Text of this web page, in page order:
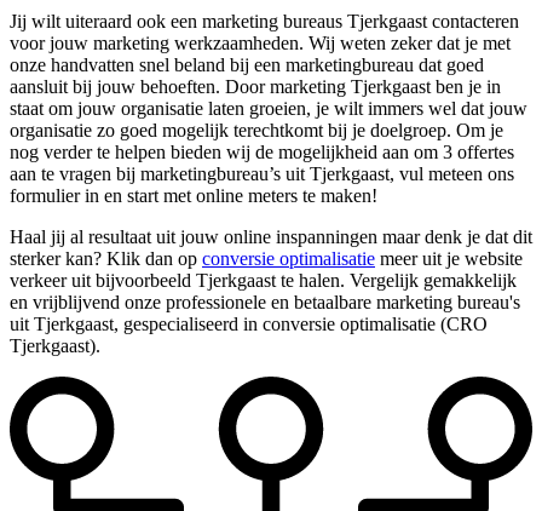
Jij wilt uiteraard ook een marketing bureaus Tjerkgaast contacteren
voor jouw marketing werkzaamheden. Wij weten zeker dat je met
onze handvatten snel beland bij een marketingbureau dat goed
aansluit bij jouw behoeften. Door marketing Tjerkgaast ben je in
staat om jouw organisatie laten groeien, je wilt immers wel dat jouw
organisatie zo goed mogelijk terechtkomt bij je doelgroep. Om je
nog verder te helpen bieden wij de mogelijkheid aan om 3 offertes
aan te vragen bij marketingbureau’s uit Tjerkgaast, vul meteen ons
formulier in en start met online meters te maken!
Haal jij al resultaat uit jouw online inspanningen maar denk je dat dit
sterker kan? Klik dan op conversie optimalisatie meer uit je website
verkeer uit bijvoorbeeld Tjerkgaast te halen. Vergelijk gemakkelijk
en vrijblijvend onze professionele en betaalbare marketing bureau's
uit Tjerkgaast, gespecialiseerd in conversie optimalisatie (CRO
Tjerkgaast).